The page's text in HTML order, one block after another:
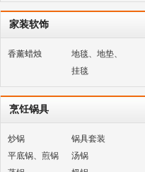
家装软饰
香薰蜡烛
地毯、地垫、
挂毯
烹饪锅具
炒锅
锅具套装
平底锅、煎锅
汤锅